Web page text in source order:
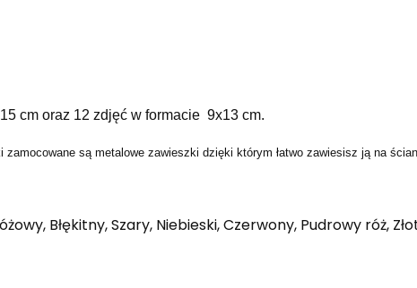
cm oraz 12 zdjęć w formacie 9x13 cm.
są metalowe zawieszki dzięki którym łatwo zawiesisz ją na
Błękitny, Szary, Niebieski, Czerwony, Pudrowy róż,